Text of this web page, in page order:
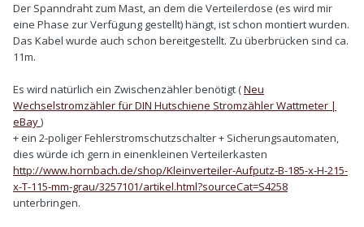
Der Spanndraht zum Mast, an dem die Verteilerdose (es wird mir
eine Phase zur Verfügung gestellt) hängt, ist schon montiert wurden.
Das Kabel wurde auch schon bereitgestellt. Zu überbrücken sind ca.
11m.
Es wird natürlich ein Zwischenzähler benötigt (Neu
Wechselstromzähler für DIN Hutschiene Stromzähler Wattmeter |
eBay)
+ ein 2-poliger Fehlerstromschutzschalter + Sicherungsautomaten,
dies würde ich gern in einenkleinen Verteilerkasten
http://www.hornbach.de/shop/Kleinverteiler-Aufputz-B-185-x-H-215-
x-T-115-mm-grau/3257101/artikel.html?sourceCat=S4258
unterbringen.